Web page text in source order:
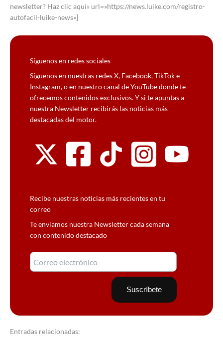
newsletter? Haz clic aquí» url=»https://news.luike.com/registro-
autofacil-luike-news»]
Síguenos en redes sociales
Síguenos en nuestras redes X, Facebook, TikTok e
Instagram, o en nuestro canal de YouTube donde te
ofrecemos contenidos exclusivos. Y si te apuntas a
nuestra Newsletter recibirás las noticias más
destacadas del motor.
Recibe nuestras noticias más recientes en tu
correo
Te enviamos nuestra Newsletter cada semana
con contenido destacado
Entradas relacionadas: